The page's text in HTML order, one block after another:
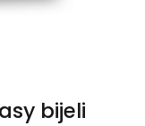
bijeli